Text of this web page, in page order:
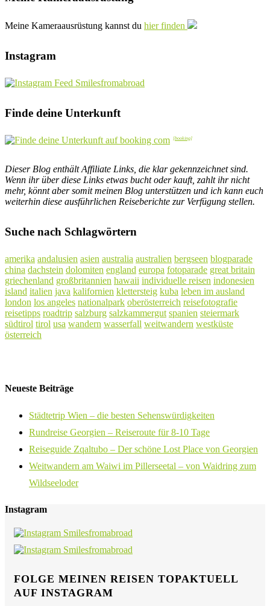
Meine Kameraausrüstung kannst du hier finden
Instagram
Finde deine Unterkunft
Dieser Blog enthält Affiliate Links, die klar gekennzeichnet sind.
Wenn ihr über diese Links etwas bucht oder kauft, zahlt ihr nicht
mehr, könnt aber somit meinen Blog unterstützen und ich kann euch
weiterhin diese ausführlichen Reiseberichte zur Verfügung stellen.
Suche nach Schlagwörtern
amerika andalusien asien australia australien bergseen blogparade
china dachstein dolomiten england europa fotoparade great britain
griechenland großbritannien hawaii individuelle reisen indonesien
island italien java kalifornien klettersteig kuba leben im ausland
london los angeles nationalpark oberösterreich reisefotografie
reisetipps roadtrip salzburg salzkammergut spanien steiermark
südtirol tirol usa wandern wasserfall weitwandern westküste
österreich
Neueste Beiträge
Städtetrip Wien – die besten Sehenswürdigkeiten
Rundreise Georgien – Reiseroute für 8-10 Tage
Reiseguide Zqaltubo – Der schöne Lost Place von Georgien
Weitwandern am Waiwi im Pillerseetal – von Waidring zum
Wildseeloder
Instagram
FOLGE MEINEN REISEN TOPAKTUELL
AUF INSTAGRAM